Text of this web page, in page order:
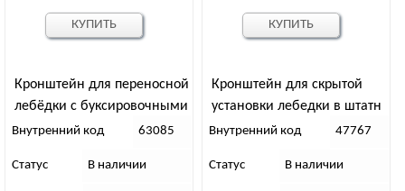
Кронштейн для переносной
лебёдки с буксировочными
петлями
Внутренний код 63085
Статус В наличии
КУПИТЬ
Кронштейн для скрытой
установки лебедки в штатн
бампер Патриот, до рестайл,
Внутренний код 47767
Статус В наличии
КУПИТЬ